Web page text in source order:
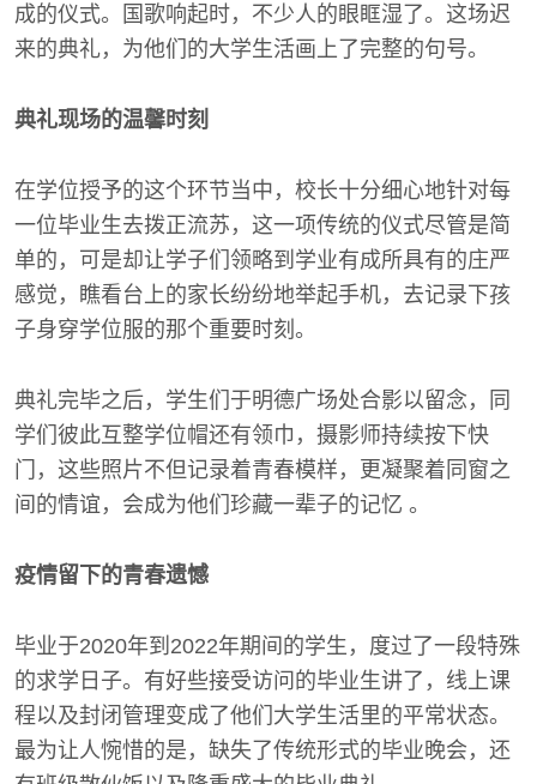
成的仪式。国歌响起时，不少人的眼眶湿了。这场迟
来的典礼，为他们的大学生活画上了完整的句号。
典礼现场的温馨时刻
在学位授予的这个环节当中，校长十分细心地针对每
一位毕业生去拨正流苏，这一项传统的仪式尽管是简
单的，可是却让学子们领略到学业有成所具有的庄严
感觉，瞧看台上的家长纷纷地举起手机，去记录下孩
子身穿学位服的那个重要时刻。
典礼完毕之后，学生们于明德广场处合影以留念，同
学们彼此互整学位帽还有领巾，摄影师持续按下快
门，这些照片不但记录着青春模样，更凝聚着同窗之
间的情谊，会成为他们珍藏一辈子的记忆 。
疫情留下的青春遗憾
毕业于2020年到2022年期间的学生，度过了一段特殊
的求学日子。有好些接受访问的毕业生讲了，线上课
程以及封闭管理变成了他们大学生活里的平常状态。
最为让人惋惜的是，缺失了传统形式的毕业晚会，还